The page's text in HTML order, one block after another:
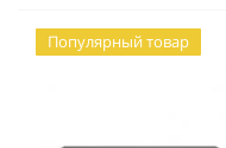
Популярный товар